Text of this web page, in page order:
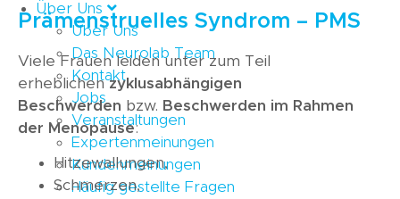
Über Uns
Über Uns
Das Neurolab Team
Kontakt
Jobs
Veranstaltungen
Expertenmeinungen
Kundenmeinungen
Häufig gestellte Fragen
Prämenstruelles Syndrom – PMS
Viele Frauen leiden unter zum Teil
erheblichenzyklusabhängigen
Beschwerden bzw. Beschwerden im Rahmen
der Menopause:
Hitzewallungen,
Schmerzen,